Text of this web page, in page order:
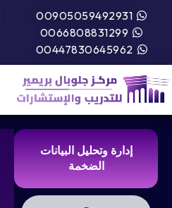
00905059492931
0066808831299
00447830645962
إدارة وتحليل البيانات
الضخمة